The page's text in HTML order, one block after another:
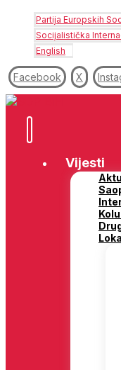
Partija Europskih
Socijalistička
English
Facebook X
Vijesti